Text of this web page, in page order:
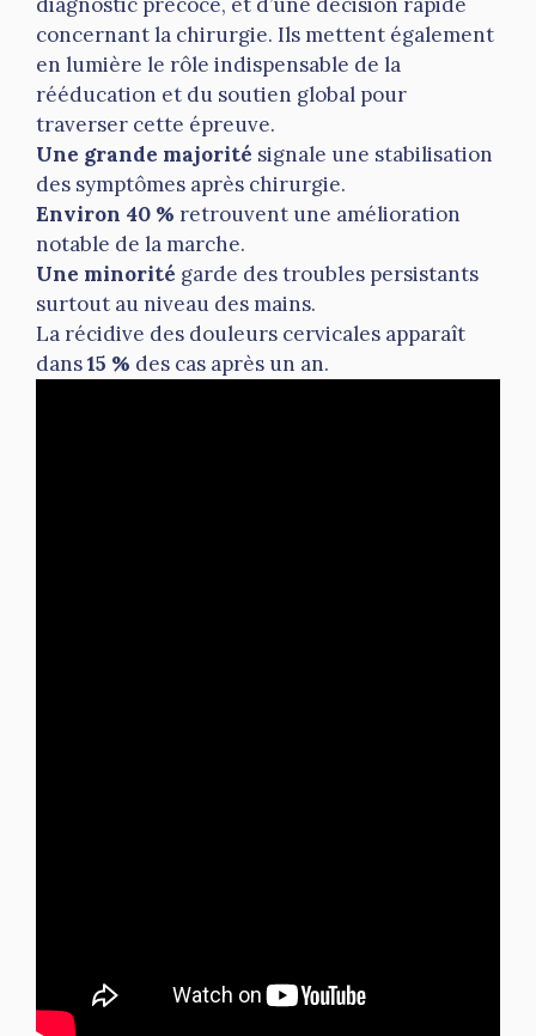
concernant la chirurgie. Ils mettent également
en lumière le rôle indispensable de la
rééducation et du soutien global pour
traverser cette épreuve.
Une grande majorité signale une stabilisation
des symptômes après chirurgie.
Environ 40 % retrouvent une amélioration
notable de la marche.
Une minorité garde des troubles persistants
surtout au niveau des mains.
La récidive des douleurs cervicales apparaît
dans15 % des cas après un an.